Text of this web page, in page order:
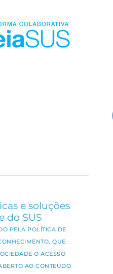
e soluções
do SUS
PELA POLÍTICA DE
QUE
O ACESSO
AO CONTEÚDO